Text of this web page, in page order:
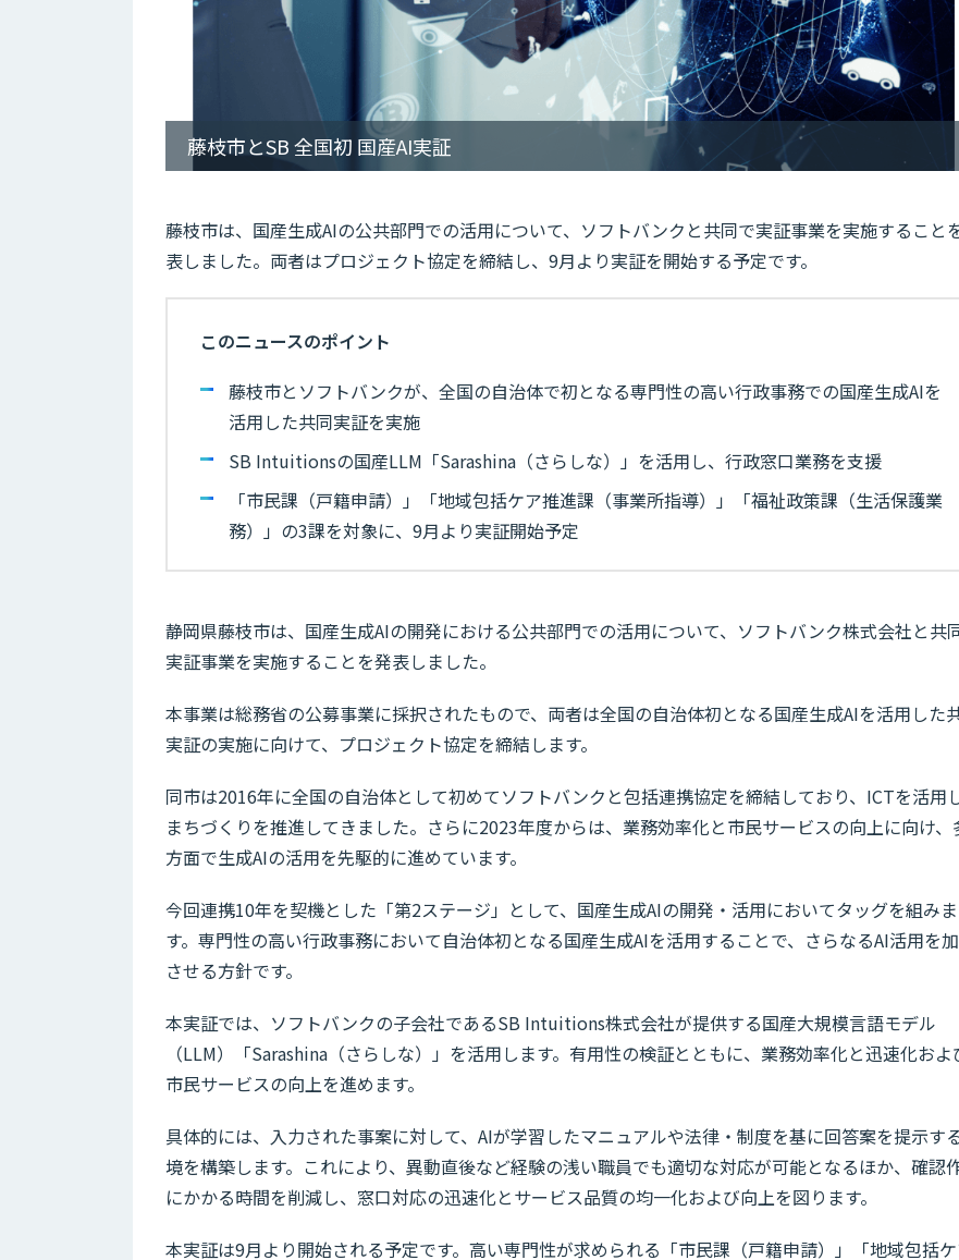
藤枝市とSB 全国初 国産AI実証
藤枝市は、国産生成AIの公共部門での活用について、ソフトバンクと共同で実証事業を実施すること
表しました。両者はプロジェクト協定を締結し、9月より実証を開始する予定です。
このニュースのポイント
藤枝市とソフトバンクが、全国の自治体で初となる専門性の高い行政事務での国産生成AIを
活用した共同実証を実施
SB Intuitionsの国産LLM「Sarashina（さらしな）」を活用し、行政窓口業務を支援
「市民課（戸籍申請）」「地域包括ケア推進課（事業所指導）」「福祉政策課（生活保護業
務）」の3課を対象に、9月より実証開始予定
静岡県藤枝市は、国産生成AIの開発における公共部門での活用について、ソフトバンク株式会社と共
実証事業を実施することを発表しました。
本事業は総務省の公募事業に採択されたもので、両者は全国の自治体初となる国産生成AIを活用した
実証の実施に向けて、プロジェクト協定を締結します。
同市は2016年に全国の自治体として初めてソフトバンクと包括連携協定を締結しており、ICTを活用
まちづくりを推進してきました。さらに2023年度からは、業務効率化と市民サービスの向上に向け、
方面で生成AIの活用を先駆的に進めています。
今回連携10年を契機とした「第2ステージ」として、国産生成AIの開発・活用においてタッグを組みま
す。専門性の高い行政事務において自治体初となる国産生成AIを活用することで、さらなるAI活用を
させる方針です。
本実証では、ソフトバンクの子会社であるSB Intuitions株式会社が提供する国産大規模言語モデル
（LLM）「Sarashina（さらしな）」を活用します。有用性の検証とともに、業務効率化と迅速化およ
市民サービスの向上を進めます。
具体的には、入力された事案に対して、AIが学習したマニュアルや法律・制度を基に回答案を提示す
境を構築します。これにより、異動直後など経験の浅い職員でも適切な対応が可能となるほか、確認
にかかる時間を削減し、窓口対応の迅速化とサービス品質の均一化および向上を図ります。
本実証は9月より開始される予定です。高い専門性が求められる「市民課（戸籍申請）」「地域包括